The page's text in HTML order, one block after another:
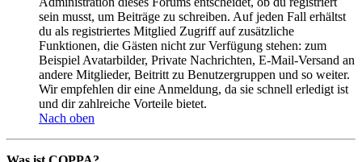
sein musst, um Beiträge zu schreiben. Auf jeden Fall erhältst
du als registriertes Mitglied Zugriff auf zusätzliche
Funktionen, die Gästen nicht zur Verfügung stehen: zum
Beispiel Avatarbilder, Private Nachrichten, E-Mail-Versand an
andere Mitglieder, Beitritt zu Benutzergruppen und so weiter.
Wir empfehlen dir eine Anmeldung, da sie schnell erledigt ist
und dir zahlreiche Vorteile bietet.
Nach oben